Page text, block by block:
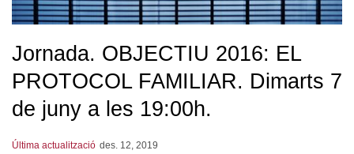
Jornada. OBJECTIU 2016: EL
PROTOCOL FAMILIAR. Dimarts 7
de juny a les 19:00h.
Última actualització des. 12, 2019